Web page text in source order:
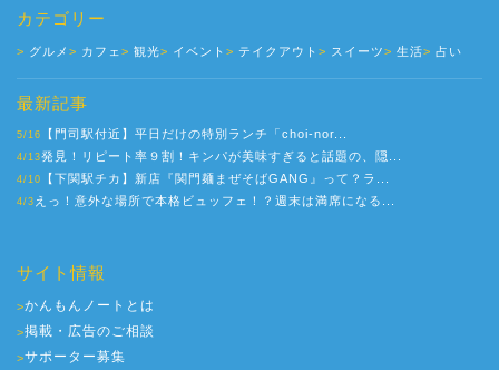
カテゴリー
グルメ カフェ 観光 イベント テイクアウト スイーツ 生活 占い
最新記事
5/16 【門司駅付近】平日だけの特別ランチ「choi-nor...
4/13発見！リピート率９割！キンパが美味すぎると話題の、隠...
4/10 【下関駅チカ】新店『関門麺まぜそばGANG』って？ラ...
4/3 えっ！意外な場所で本格ビュッフェ！？週末は満席になる...
サイト情報
>かんもんノートとは
>掲載・広告のご相談
>サポーター募集